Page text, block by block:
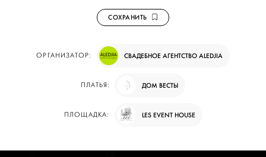
СОХРАНИТЬ
ОРГАНИЗАТОР: СВАДЕБНОЕ АГЕНТСТВО ALEDJIA
ПЛАТЬЯ: ДОМ ВЕСТЫ
ПЛОЩАДКА: LES EVENT HOUSE